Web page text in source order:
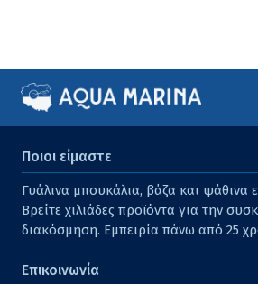
Ποιοι είμαστε
Γυάλινα μπουκάλια, βάζα και ψάθινα
Βρείτε χιλιάδες προϊόντα για την
διακόσμηση. Εμπειρία πάνω από 25
Επικοινωνία